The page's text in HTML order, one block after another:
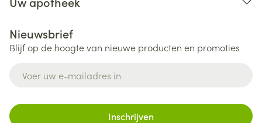
Nieuwsbrief
Blijf op de hoogte van nieuwe producten en promoties
Inschrijven